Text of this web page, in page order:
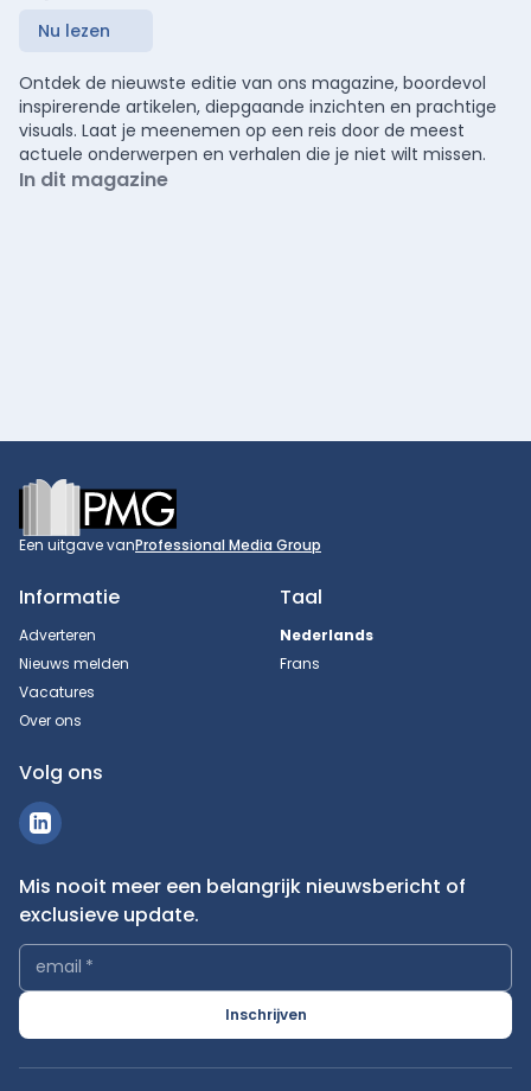
Nu lezen
Ontdek de nieuwste editie van ons magazine, boordevol
inspirerende artikelen, diepgaande inzichten en prachtige
visuals. Laat je meenemen op een reis door de meest
actuele onderwerpen en verhalen die je niet wilt missen.
In dit magazine
Footer
Een uitgave vanProfessional Media Group
Informatie
Adverteren
Nieuws melden
Vacatures
Over ons
Taal
Nederlands
Frans
Volg ons
Mis nooit meer een belangrijk nieuwsbericht of
exclusieve update.
email *
Inschrijven